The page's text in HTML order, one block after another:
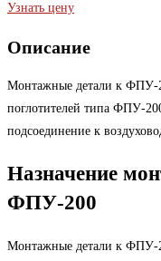
Узнать цену
Описание
Монтажные детали к ФПУ-
поглотителей типа ФПУ-
подсоединение к
Назначение
ФПУ-200
Монтажные детали к ФПУ-